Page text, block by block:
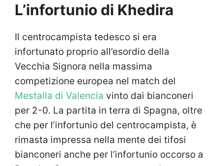
L’infortunio di Khedira
Il centrocampista tedesco si era
infortunato proprio all’esordio della
Vecchia Signora nella massima
competizione europea nel match del
Mestalla di Valencia vinto dai bianconeri
per 2-0. La partita in terra di Spagna, oltre
che per l’infortunio del centrocampista, è
rimasta impressa nella mente dei tifosi
bianconeri anche per l’infortunio occorso a